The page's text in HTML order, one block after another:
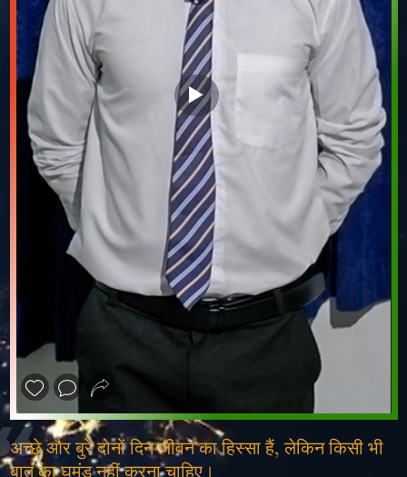
अच्छे और बुरे दोनों दिन जीवन का हिस्सा हैं, लेकिन किसी भी
बात का घमंड नहीं करना चाहिए।